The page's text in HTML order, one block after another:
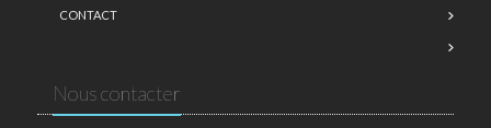
CONTACT
Nous contacter